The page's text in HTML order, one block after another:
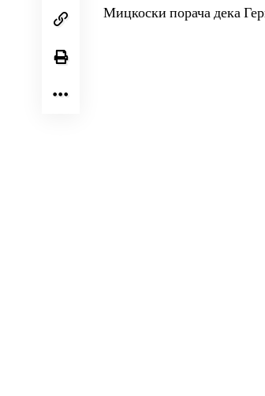
Мицкоски порача дека